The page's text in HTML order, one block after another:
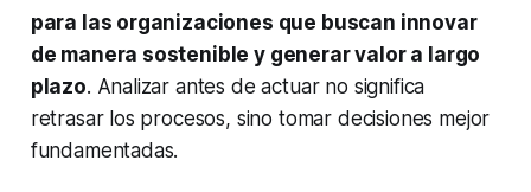
para las organizaciones que buscan innovar
de manera sostenible y generar valor a largo
plazo. Analizar antes de actuar no significa
retrasar los procesos, sino tomar decisiones mejor
fundamentadas.